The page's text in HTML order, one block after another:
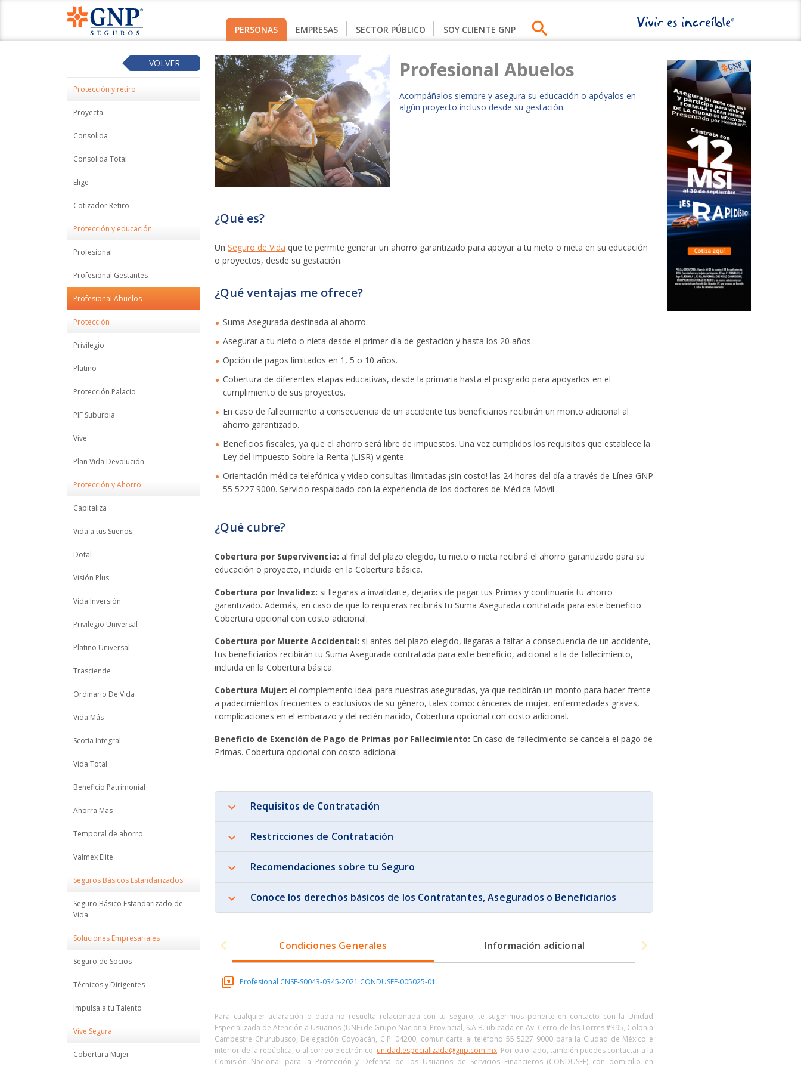
PERSONAS EMPRESAS SECTOR PÚBLICO SOY CLIENTE GNP
VOLVER
Protección y retiro
Proyecta
Consolida
Consolida Total
Elige
Cotizador Retiro
Protección y educación
Profesional
Profesional Gestantes
Profesional Abuelos
Protección
Privilegio
Platino
Protección Palacio
PIF Suburbia
Vive
Plan Vida Devolución
Protección y Ahorro
Capitaliza
Vida a tus Sueños
Dotal
Visión Plus
Vida Inversión
Privilegio Universal
Platino Universal
Trasciende
Ordinario De Vida
Vida Más
Scotia Integral
Vida Total
Beneficio Patrimonial
Ahorra Mas
Temporal de ahorro
Valmex Elite
Seguros Básicos Estandarizados
Seguro Básico Estandarizado de
Vida
Soluciones Empresariales
Seguro de Socios
Técnicos y Dirigentes
Impulsa a tu Talento
Vive Segura
Cobertura Mujer
Profesional Abuelos
​Acompáñalos siempre y asegura su educación o apóyalos en
algún proyecto incluso desde su gestación.
¿Qué es?
Un Seguro de Vida que te permite generar un ahorro garantizado para apoyar a tu nieto o nieta en su educación
o proyectos, desde su gestación.
¿Qué ventajas me ofrece?
Suma Asegurada destinada al ahorro.
Asegurar a tu nieto o nieta desde el primer día de gestación y hasta los 20 años.
Opción de pagos limitados en 1, 5 o 10 años.
Cobertura de diferentes etapas educativas, desde la primaria hasta el posgrado para apoyarlos en el
cumplimiento de sus proyectos.
En caso de fallecimiento a consecuencia de un accidente tus beneficiarios recibirán un monto adicional al
ahorro garantizado.
Beneficios fiscales, ya que el ahorro será libre de impuestos. Una vez cumplidos los requisitos que establece la
Ley del Impuesto Sobre la Renta (LISR) vigente.
Orientación médica telefónica y video consultas ilimitadas ¡sin costo! las 24 horas del día a través de Línea GNP
55 5227 9000. Servicio respaldado con la experiencia de los doctores de Médica Móvil.
¿Qué cubre?
Cobertura por Supervivencia: al final del plazo elegido, tu nieto o nieta recibirá el ahorro garantizado para su
educación o proyecto, incluida en la Cobertura básica.
Cobertura por Invalidez: si llegaras a invalidarte, dejarías de pagar tus Primas y continuaría tu ahorro
garantizado. Además, en caso de que lo requieras recibirás tu Suma Asegurada contratada para este beneficio.
Cobertura opcional con costo adicional.
Cobertura por Muerte Accidental: si antes del plazo elegido, llegaras a faltar a consecuencia de un accidente,
tus beneficiarios recibirán tu Suma Asegurada contratada para este beneficio, adicional a la de fallecimiento,
incluida en la Cobertura básica.
Cobertura Mujer: el complemento ideal para nuestras aseguradas, ya que recibirán un monto para hacer frente
a padecimientos frecuentes o exclusivos de su género, tales como: cánceres de mujer, enfermedades graves,
complicaciones en el embarazo y del recién nacido, Cobertura opcional con costo adicional.
Beneficio de Exención de Pago de Primas por Fallecimiento: En caso de fallecimiento se cancela el pago de
Primas. Cobertura opcional con costo adicional.
Requisitos de Contratación
Restricciones de Contratación
Recomendaciones sobre tu Seguro
Conoce los derechos básicos de los Contratantes, Asegurados o Beneficiarios
Condiciones Generales Información adicional
Profesional CNSF-S0043-0345-2021 CONDUSEF-005025-01
Para cualquier aclaración o duda no resuelta relacionada con tu seguro, te sugerimos ponerte en contacto con la Unidad
Especializada de Atención a Usuarios (UNE) de Grupo Nacional Provincial, S.A.B. ubicada en Av. Cerro de las Torres #395, Colonia
Campestre Churubusco, Delegación Coyoacán, C.P. 04200, comunicarte al teléfono 55 5227 9000 para la Ciudad de México e
interior de la república, o al correo electrónico: unidad.especializada@gnp.com.mx. Por otro lado, también puedes contactar a la
Comisión Nacional para la Protección y Defensa de los Usuarios de Servicios Financieros (CONDUSEF) con domicilio en